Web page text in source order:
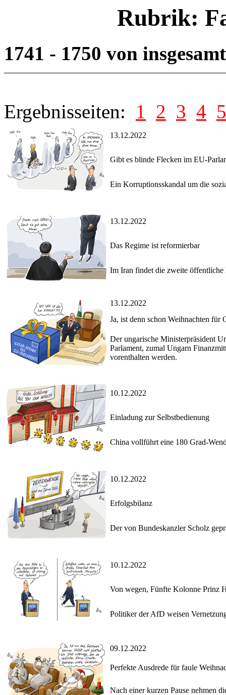
Rubrik:
1741 - 1750 von
Ergebnisseiten: 1 2 3 4 5
13.12.2022
Gibt es blinde Flecken im EU-
Ein Korruptionsskandal um die
13.12.2022
Das Regime ist reformierbar
Im Iran findet die zweite öffentliche
13.12.2022
Ja, ist denn schon Weihnachten für
Der ungarische Ministerpräsident
Parlament, zumal Ungarn
vorenthalten werden.
10.12.2022
Einladung zur Selbstbedienung
China vollführt eine 180 Grad-
10.12.2022
Erfolgsbilanz
Der von Bundeskanzler Scholz
10.12.2022
Von wegen, Fünfte Kolonne Prinz
Politiker der AfD weisen
09.12.2022
Perfekte Ausdrede für faule
Nach einer kurzen Pause nehmen